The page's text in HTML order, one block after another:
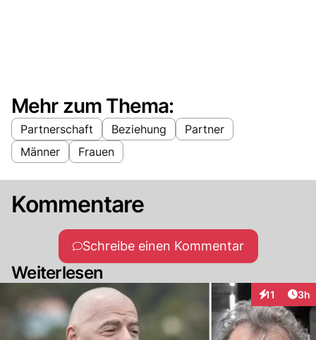
Mehr zum Thema:
Partnerschaft Beziehung
Partner
Männer
Frauen
Kommentare
Schreibe einen Kommentar
Weiterlesen
11 3h